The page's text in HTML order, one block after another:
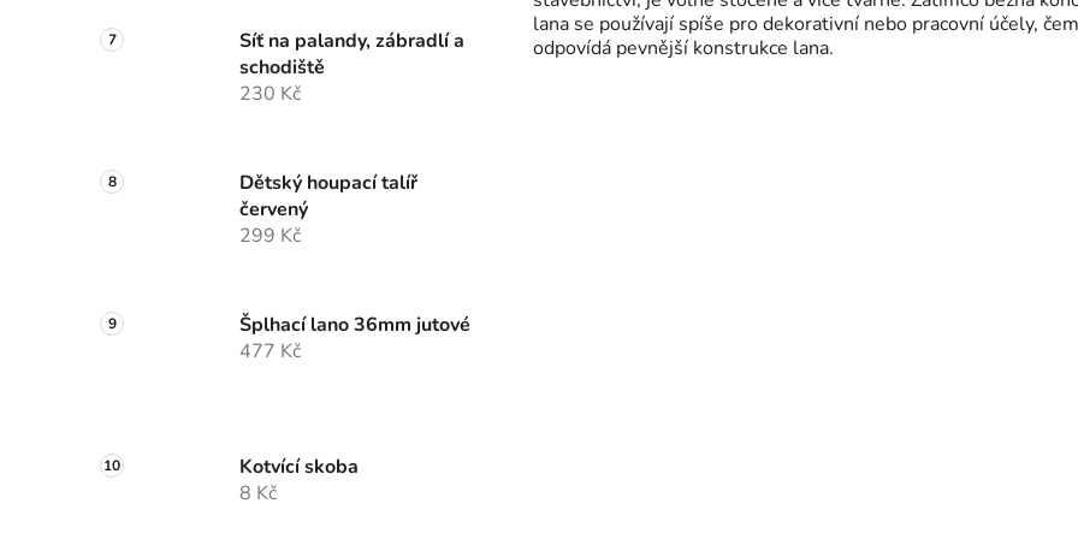
Síť na palandy, zábradlí a
schodiště
230 Kč
Dětský houpací talíř
červený
299 Kč
Šplhací lano 36mm jutové
477 Kč
Kotvící skoba
8 Kč
lana se používají spíše pro dekorativní nebo pracovní účely,
odpovídá pevnější konstrukce lana.